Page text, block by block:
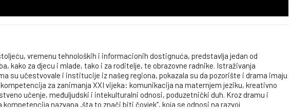
vremenu tehnoloških i informacionih dostignuća, predstavlja jedan od
kako za djecu i mlade, tako i za roditelje, te obrazovne radnike. Istraživanja
su učestvovale i institucije iz našeg regiona, pokazala su da pozorište i drama imaju
za zanimanja XXI vijeka: komunikacija na maternjem jeziku, kreativno
učenje, međuljudski i intekulturalni odnosi, poduzetnički duh. Kroz dramu i
nazvana „šta to znači biti čovjek“, koja se odnosi na razvoj